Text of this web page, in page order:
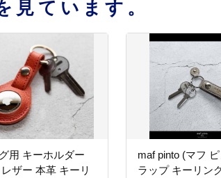
見ています。
用 キーホルダー
ザー 本革 キーリ
maf pinto (マフ
ラップ キーリン